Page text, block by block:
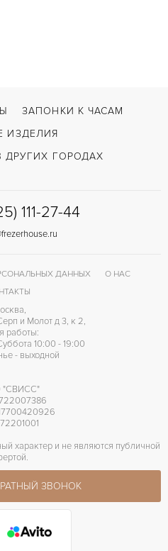
ЗАПОНКИ К ЧАСАМ
ИЗДЕЛИЯ
ДРУГИХ ГОРОДАХ
111-27-44
ДАННЫХ
О НАС
и Молот д 3, к 2,
работы:
10:00 - 19:00
- выходной
характер и не являются публичной
ЗВОНОК